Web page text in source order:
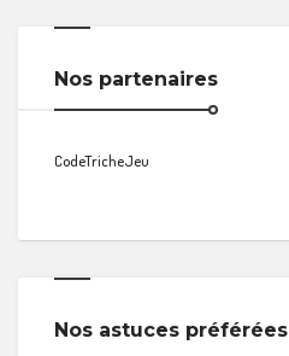
Nos partenaires
CodeTricheJeu
Nos astuces préférées